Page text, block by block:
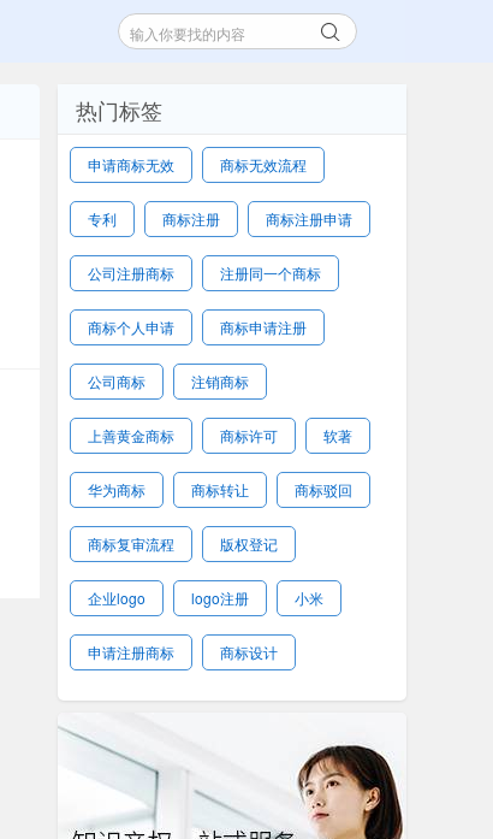
热门标签
申请商标无效 商标无效流程
专利 商标注册 商标注册申请
公司注册商标 注册同一个商标
商标个人申请 商标申请注册
公司商标 注销商标
上善黄金商标 商标许可 软著
华为商标 商标转让 商标驳回
商标复审流程 版权登记
企业logo logo注册 小米
申请注册商标 商标设计